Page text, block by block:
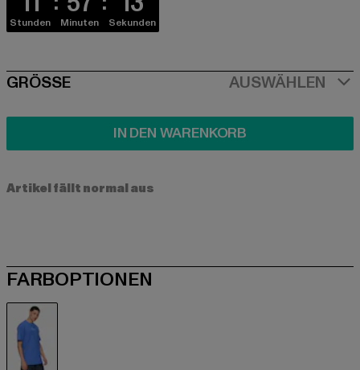
Stunden Minuten Sekunden
SIZE
GRÖSSE AUSWÄHLEN
IN DEN WARENKORB
Artikel fällt normal aus
FARBOPTIONEN